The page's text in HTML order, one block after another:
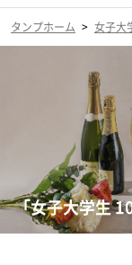
タンプホーム > 女子大
「女子大学生